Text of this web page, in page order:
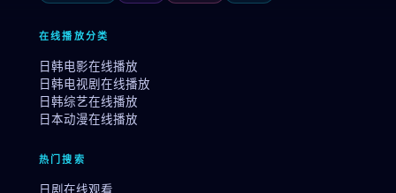
在线播放分类
日韩电影在线播放
日韩电视剧在线播放
日韩综艺在线播放
日本动漫在线播放
热门搜索
日剧在线观看